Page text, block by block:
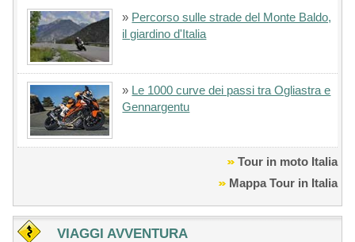
» Percorso sulle strade del Monte Baldo,
il giardino d'Italia
» Le 1000 curve dei passi tra Ogliastra e
Gennargentu
Tour in moto Italia
Mappa Tour in Italia
VIAGGI AVVENTURA